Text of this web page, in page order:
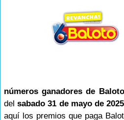
números ganadores de
delsabado 31 de mayo de 2025
aquí los premios que paga